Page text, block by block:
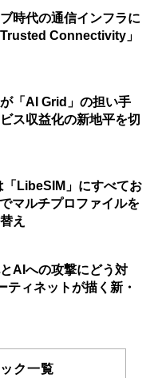
時代の通信インフラに
Connectivity」
「AI Grid」の担い手
ス収益化の新地平を切
「LibeSIM」にすべてお
マルチプロファイルを
え
AIへの攻撃にどう対
ィネットが描く新・
ク一覧